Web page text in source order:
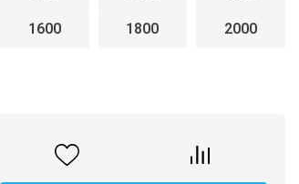
1600 1800 2000